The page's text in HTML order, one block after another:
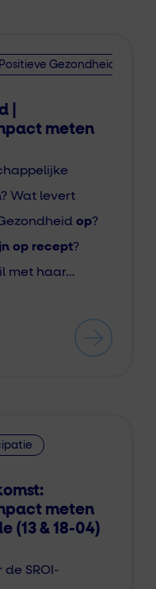
Positieve Gezondheid
|
meten
Wat levert
op?
op recept?
met haar…
meten
(13 & 18-04)
de SROI-